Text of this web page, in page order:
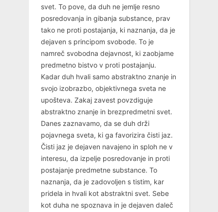
svet. To pove, da duh ne jemlje resno
posredovanja in gibanja substance, prav
tako ne proti postajanja, ki naznanja, da je
dejaven s principom svobode. To je
namreč svobodna dejavnost, ki zaobjame
predmetno bistvo v proti postajanju.
Kadar duh hvali samo abstraktno znanje in
svojo izobrazbo, objektivnega sveta ne
upošteva. Zakaj zavest povzdiguje
abstraktno znanje in brezpredmetni svet.
Danes zaznavamo, da se duh drži
pojavnega sveta, ki ga favorizira čisti jaz.
Čisti jaz je dejaven navajeno in sploh ne v
interesu, da izpelje posredovanje in proti
postajanje predmetne substance. To
naznanja, da je zadovoljen s tistim, kar
pridela in hvali kot abstraktni svet. Sebe
kot duha ne spoznava in je dejaven daleč